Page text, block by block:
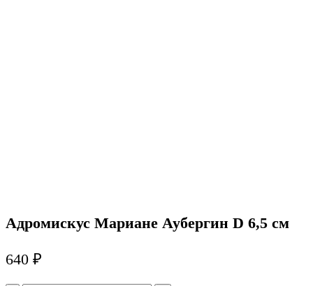
Адромискус Мариане Аубергин D 6,5 см
640 ₽